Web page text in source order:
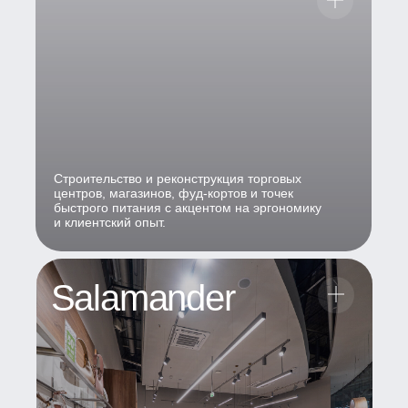
Salamander
Строительство и реконструкция торговых
центров, магазинов, фуд-кортов и точек
быстрого питания с акцентом на эргономику
и клиентский опыт.